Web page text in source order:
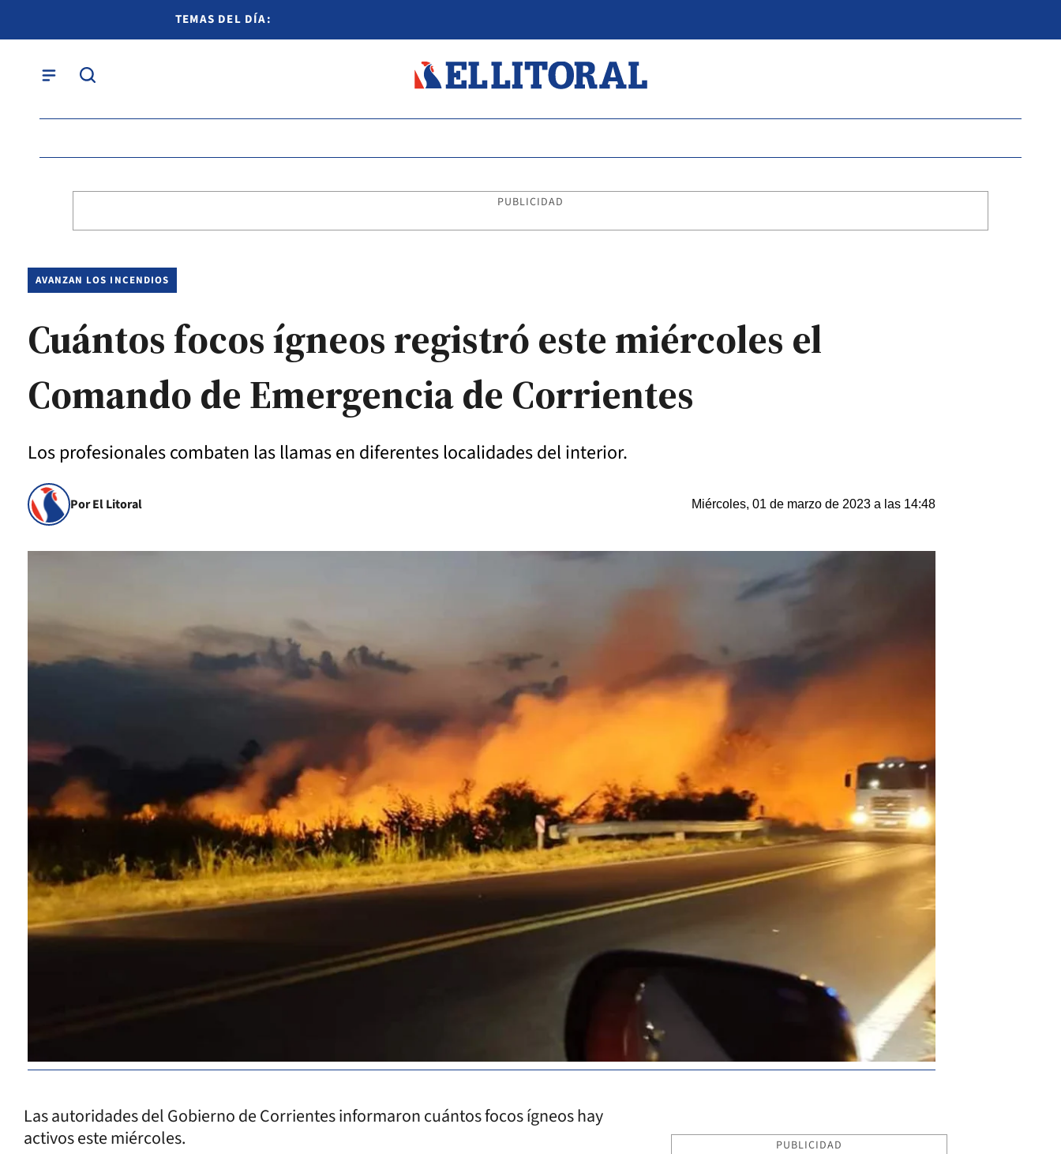
TEMAS DEL DÍA:
PUBLICIDAD
AVANZAN LOS INCENDIOS
Cuántos focos ígneos registró este miércoles el
Comando de Emergencia de Corrientes
Los profesionales combaten las llamas en diferentes localidades del interior.
Por El Litoral Miércoles, 01 de marzo de 2023 a las 14:48
Las autoridades del Gobierno de Corrientes informaron cuántos focos ígneos hay
activos este miércoles.
PUBLICIDAD